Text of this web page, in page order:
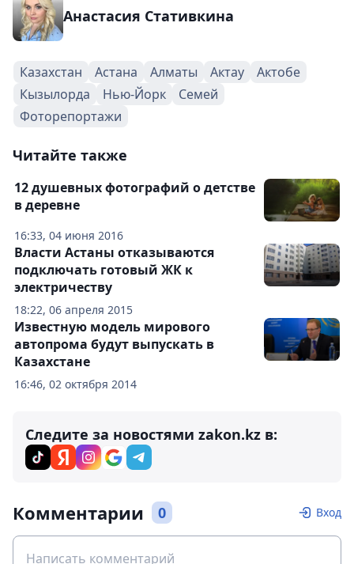
Анастасия Стативкина
Казахстан Астана Алматы Актау
Актобе
Кызылорда
Нью-Йорк
Семей
Фоторепортажи
Читайте также
16:33, 04 июня 2016
12 душевных фотографий о детстве
в деревне
18:22, 06 апреля 2015
Власти Астаны отказываются
подключать готовый ЖК к
электричеству
16:46, 02 октября 2014
Известную модель мирового
автопрома будут выпускать в
Казахстане
Следите за новостями zakon.kz в:
Комментарии 0 Вход